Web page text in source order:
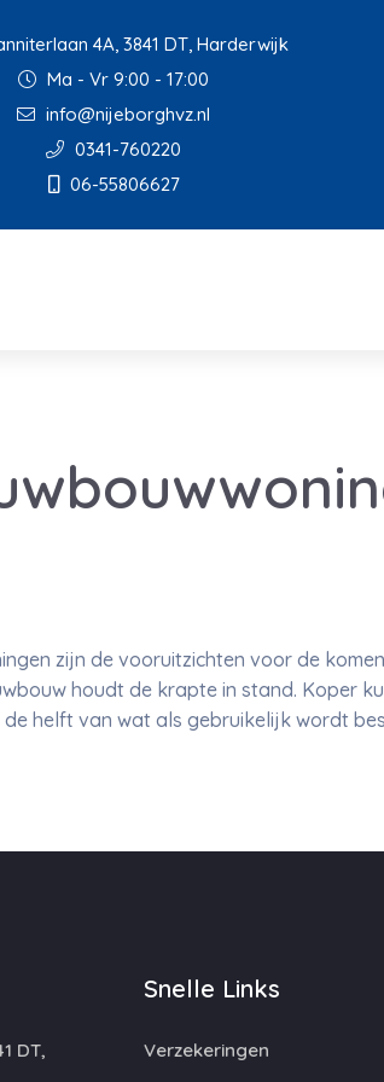
4A, 3841 DT, Harderwijk
Ma - Vr 9:00 - 17:00
info@nijeborghvz.nl
0341-760220
06-55806627
zijn de vooruitzichten voor de
houdt de krapte in stand. Koper
helft van wat als gebruikelijk wordt
DT,
Snelle Links
Verzekeringen